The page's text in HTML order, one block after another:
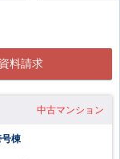
料請求
中古マンション
棟